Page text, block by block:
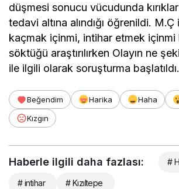
düşmesi sonucuvücudunda
tedavi altına alındığı öğrenildi. M.Ç
kaçmak içinmi, intihar etmek içinmi
söktüğü araştırılırken Olayın ne
ile ilgili olarak soruşturma başlatıldı.
Beğendim Harika Haha
Kızgın
Haberle ilgili daha fazlası: #
# intihar # Kızıltepe